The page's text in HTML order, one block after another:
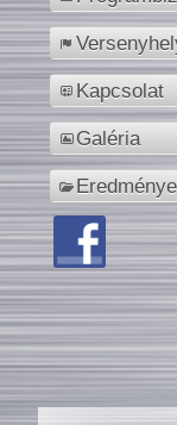
Kapcsolat
Galéria